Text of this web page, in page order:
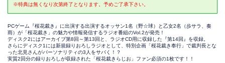
※特典は無くなり次第終了となります。予めご了承下さい。
PCゲーム『桜花裁き』に出演する出演するオッサン1名（野☆球）と乙女2名（歩サラ、奏
雨）が「桜花裁き」の魅力や情報発信するラジオ番組のVol.2が発売！
ディスク2にはアーカイブ第8回～第13回と、ラジオCD用に収録した『第14回』を収録。
さらにディスク1には新規録りおろしラジオとして、特別企画「桜花裁き奉行」で裁判長とな
った北見さんがパーソナリティの3人をサバく！？
実質2回分の録りおろしが収録された「桜花裁きらじお」ファン必須の1枚です！！